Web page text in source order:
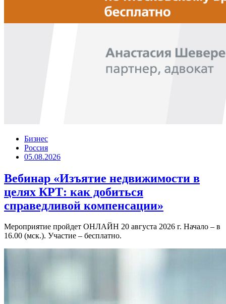
Бизнес
Россия
05.08.2026
Вебинар «Изъятие недвижимости в
целях КРТ: как добиться
справедливой компенсации»
Мероприятие пройдет ОНЛАЙН 20 августа 2026 г. Начало – в
16.00 (мск.). Участие – бесплатно.